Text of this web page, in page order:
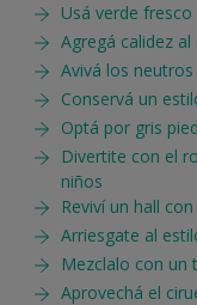
Usá verde
Agregá calidez
Avivá los
Conservá un
Optá por gris
Divertite con el
niños
Reviví un hall
Arriesgate al
Mezclalo con un
Aprovechá el